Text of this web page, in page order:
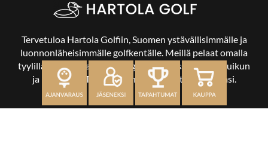
Tervetuloa Hartola Golfiin, Suomen ystävällisimmälle ja
luonnonläheisimmälle golfkentälle. Meillä pelaat omalla
tyylilläsi ja tasollasi – ja bongaat halutessasi vaikka uikun
ja kuikankin. Tärkeintä on, että nautit vierailustasi.